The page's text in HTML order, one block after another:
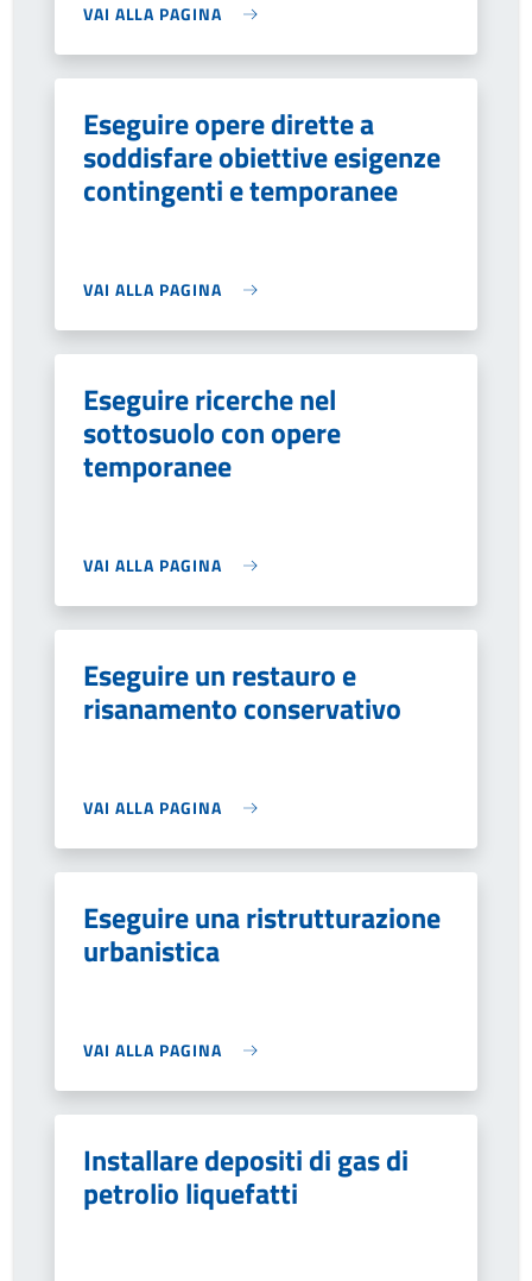
VAI ALLA PAGINA
Eseguire opere dirette a
soddisfare obiettive esigenze
contingenti e temporanee
VAI ALLA PAGINA
Eseguire ricerche nel
sottosuolo con opere
temporanee
VAI ALLA PAGINA
Eseguire un restauro e
risanamento conservativo
VAI ALLA PAGINA
Eseguire una ristrutturazione
urbanistica
VAI ALLA PAGINA
Installare depositi di gas di
petrolio liquefatti